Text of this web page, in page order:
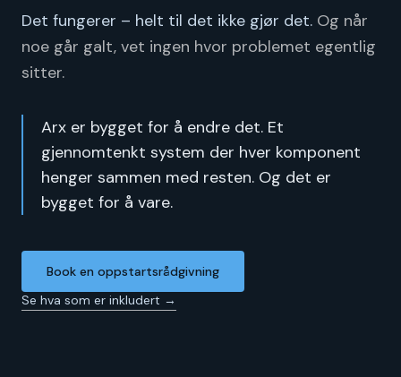
Det fungerer – helt til det ikke gjør det. Og når
noe går galt, vet ingen hvor problemet egentlig
sitter.
Arx er bygget for å endre det. Et
gjennomtenkt system der hver komponent
henger sammen med resten. Og det er
bygget for å vare.
Book en oppstartsrådgivning
Se hva som er inkludert →